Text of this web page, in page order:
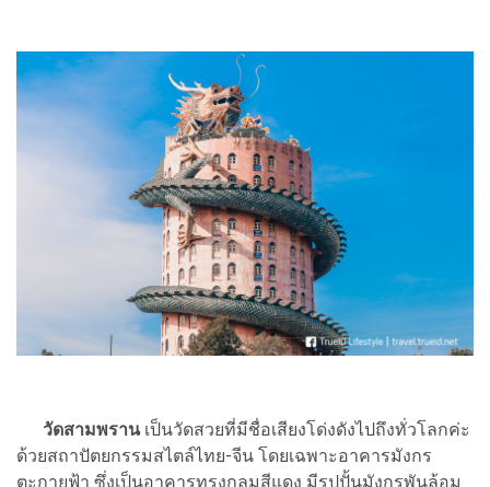
วัดสามพรานเป็นวัดสวยที่มีชื่อเสียงโด่งดังไปถึงทั่วโลกค่ะ
ด้วยสถาปัตยกรรมสไตล์ไทย-จีน โดยเฉพาะอาคารมังกร
ตะกายฟ้า ซึ่งเป็นอาคารทรงกลมสีแดง มีรูปปั้นมังกรพันล้อม